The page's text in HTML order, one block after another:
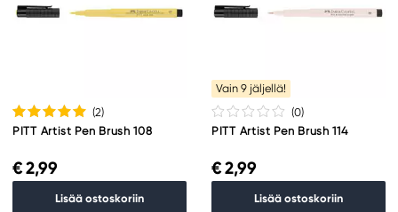
(2)
PITT Artist Pen Brush 108
€ 2,99
Lisää ostoskoriin
Vain 9 jäljellä!
(0)
PITT Artist Pen Brush 114
€ 2,99
Lisää ostoskoriin